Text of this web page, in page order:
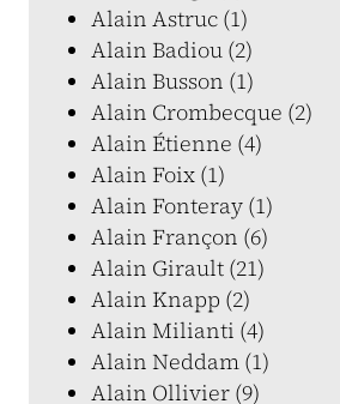
Alain Astruc (1)
Alain Badiou (2)
Alain Busson (1)
Alain Crombecque (2)
Alain Étienne (4)
Alain Foix (1)
Alain Fonteray (1)
Alain Françon (6)
Alain Girault (21)
Alain Knapp (2)
Alain Milianti (4)
Alain Neddam (1)
Alain Ollivier (9)